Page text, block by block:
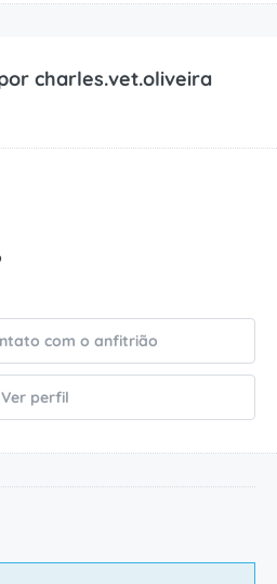
charles.vet.oliveira
com o anfitrião
Ver perfil